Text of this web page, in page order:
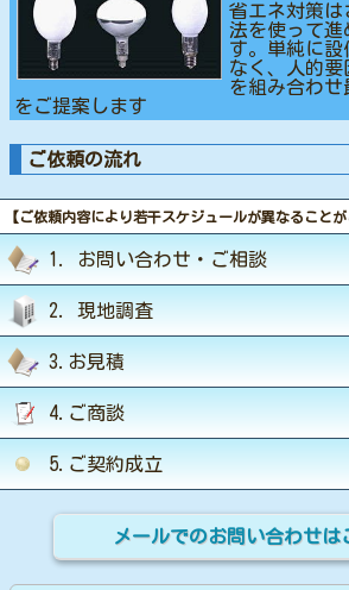
省エネ対策は
法を使って進
す。単純に設
なく、人的
を組み合わせ
をご提案します
ご依頼の流れ
【ご依頼内容により若干スケジュールが異なることが
1. お問い合わせ・ご相談
2. 現地調査
3.お見積
4.ご商談
5.ご契約成立
メールでのお問い合わせは